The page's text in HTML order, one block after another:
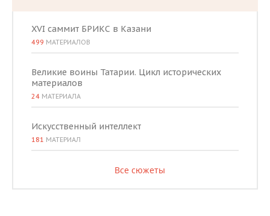
XVI саммит БРИКС в Казани
499 МАТЕРИАЛОВ
Великие воины Татарии. Цикл исторических
материалов
24 МАТЕРИАЛА
Искусственный интеллект
181 МАТЕРИАЛ
Все сюжеты